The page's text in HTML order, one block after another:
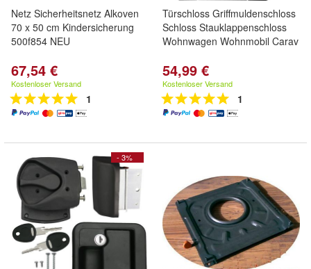
Netz Sicherheitsnetz Alkoven
70 x 50 cm Kindersicherung
500f854 NEU
67,54 €
Kostenloser Versand
1
Türschloss Griffmuldenschloss
Schloss Stauklappenschloss
Wohnwagen Wohnmobil Carav
54,99 €
Kostenloser Versand
1
- 3%